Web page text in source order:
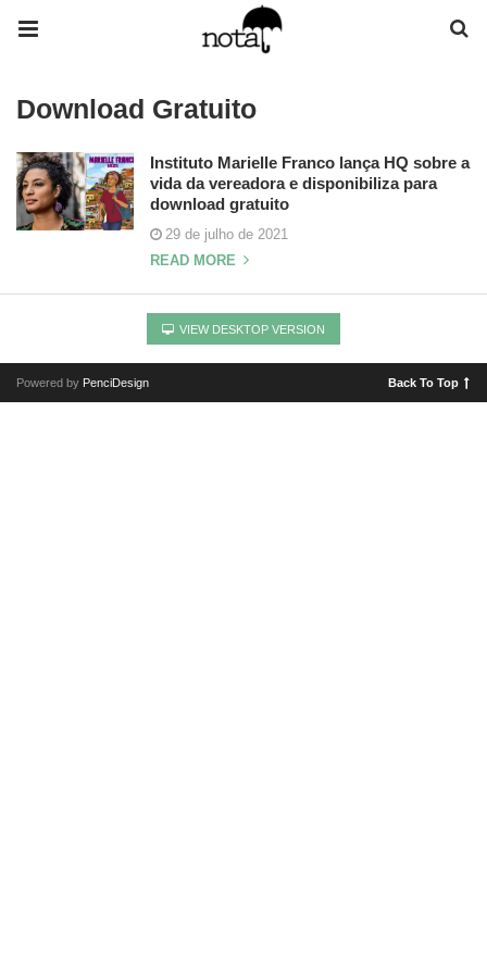
Download Gratuito
Instituto Marielle Franco lança HQ sobre a
vida da vereadora e disponibiliza para
download gratuito
29 de julho de 2021
READ MORE
VIEW DESKTOP VERSION
Powered by PenciDesign Back To Top